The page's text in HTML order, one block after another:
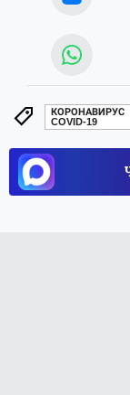
КОРОНАВИРУС
COVID-19